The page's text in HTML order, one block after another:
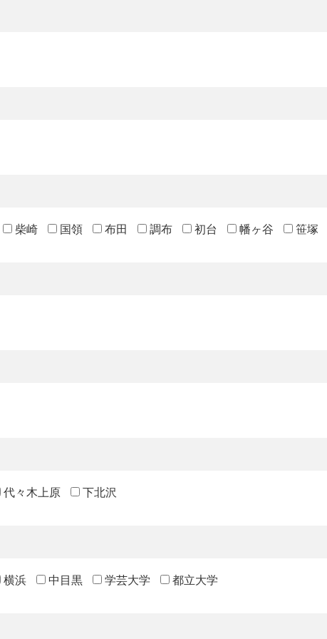
柴崎 国領 布田 調布 初台 幡ヶ谷 笹塚
代々木上原 下北沢
横浜 中目黒 学芸大学 都立大学